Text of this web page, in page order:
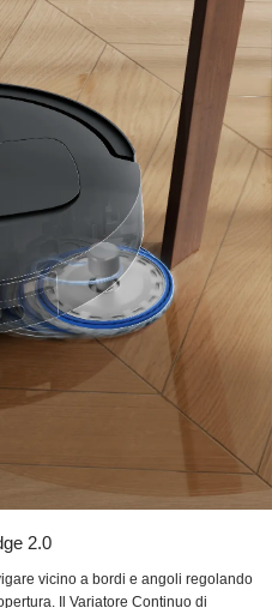
2.0
vicino a bordi e angoli regolando
Il Variatore Continuo di